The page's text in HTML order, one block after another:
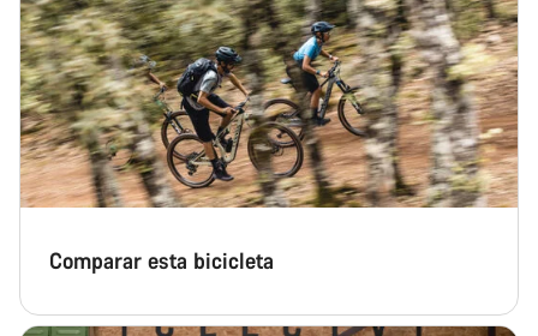
Comparar esta bicicleta